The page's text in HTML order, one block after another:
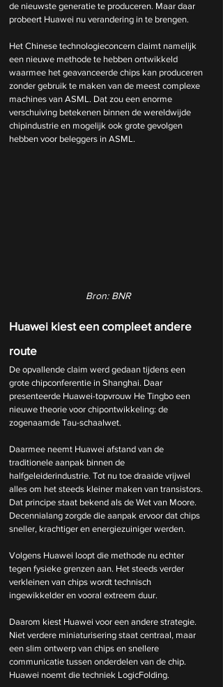
de nieuwste generatie te produceren. Maar daar
probeert Huawei nu verandering in te brengen.
Het Chinese technologieconcern claimt namelijk
een nieuwe methode te hebben ontwikkeld
waarmee het geavanceerde chips kan produceren
zonder gebruik te maken van de meest complexe
machines van ASML. Dat zou een enorme
verschuiving betekenen binnen de wereldwijde
chipindustrie en mogelijk ook grote gevolgen
hebben voor beleggers in ASML.
Bron: BNR
Huawei kiest een compleet andere
route
De opvallende claim werd gedaan tijdens een
grote chipconferentie in Shanghai. Daar
presenteerde Huawei-topvrouw He Tingbo een
nieuwe theorie voor chipontwikkeling: de
zogenaamde Tau-schaalwet.
Daarmee neemt Huawei afstand van de
traditionele aanpak binnen de
halfgeleiderindustrie. Tot nu toe draaide vrijwel
alles om het steeds kleiner maken van transistors.
Dat principe staat bekend als de Wet van Moore.
Decennialang zorgde die aanpak ervoor dat chips
sneller, krachtiger en energiezuiniger werden.
Volgens Huawei loopt die methode nu echter
tegen fysieke grenzen aan. Het steeds verder
verkleinen van chips wordt technisch
ingewikkelder en vooral extreem duur.
Daarom kiest Huawei voor een andere strategie.
Niet verdere miniaturisering staat centraal, maar
een slim ontwerp van chips en snellere
communicatie tussen onderdelen van de chip.
Huawei noemt die techniek LogicFolding.